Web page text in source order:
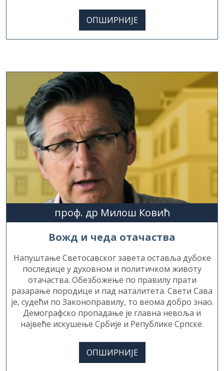
ОПШИРНИЈЕ
проф. др Милош Ковић
Вожд и чеда отачаства
последице у духовном и политичком животу
отачаства. Обезбожење по правилу прати
разарање породице и пад наталитета. Свети Сава
је, судећи по Законоправилу, то веома добро знао.
Демографско пропадање је главна невоља и
највеће искушење Србије и Републике Српске.
ОПШИРНИЈЕ